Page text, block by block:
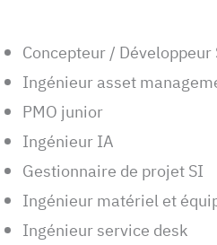
Concepteur / Développeur
Ingénieur asset
PMO junior
Ingénieur IA
Gestionnaire de projet SI
Ingénieur matériel et
Ingénieur service desk